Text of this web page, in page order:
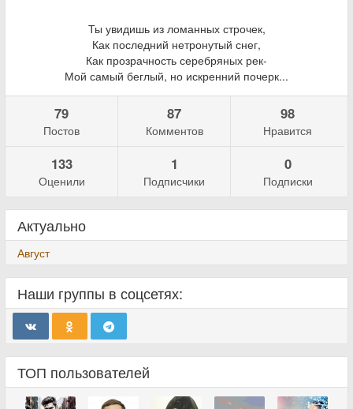
Ты увидишь из ломанных строчек,
Как последний нетронутый снег,
Как прозрачность серебряных рек-
Мой самый беглый, но искренний почерк...
79
Постов
87
Комментов
98
Нравится
133
Оценили
1
Подписчики
0
Подписки
Актуально
Август
Наши группы в соцсетях:
ТОП пользователей